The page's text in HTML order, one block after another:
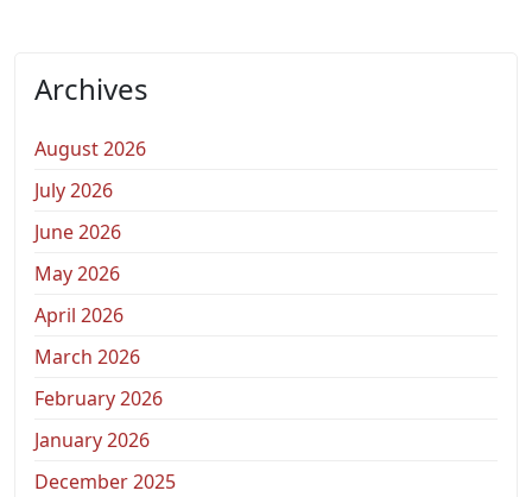
Archives
August 2026
July 2026
June 2026
May 2026
April 2026
March 2026
February 2026
January 2026
December 2025